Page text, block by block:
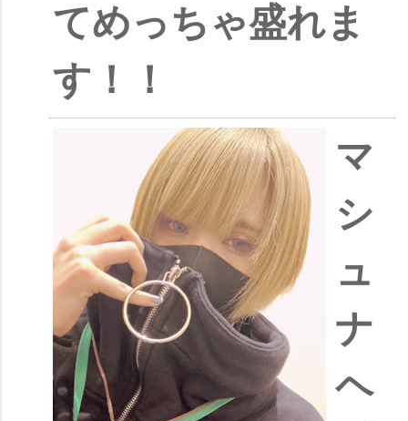
てめっちゃ盛れま
す！！
マ
シ
ュ
ナ
ヘ